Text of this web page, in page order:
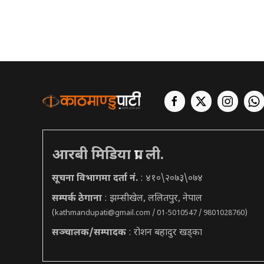
आरबी मिडिया प्रा. ली.
सूचना विभागमा दर्ता नं. : ४१०\२०७३\०७४
सम्पर्क ठेगाना : झम्सीखेल, ललितपुर, नेपाल
(kathmandupati@gmail.com / 01-5010547 / 9801028760)
सञ्चालक/सम्पादक : रोशन बहादुर खड्का